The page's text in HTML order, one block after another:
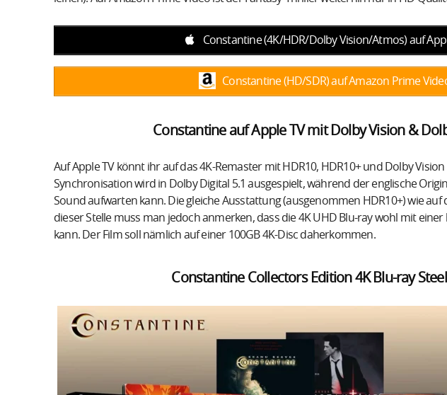
Constantine (4K/HDR/Dolby Vision/Atmos) auf
Constantine (HD/SDR) auf Amazon Prime
Constantine auf Apple TV mit Dolby Vision &
Auf Apple TV könnt ihr auf das 4K-Remaster mit HDR10, HDR10+ und Dolby
Synchronisation wird in Dolby Digital 5.1 ausgespielt, während der englische
Sound aufwarten kann. Die gleiche Ausstattung (ausgenommen HDR10+) wie auf
dieser Stelle muss man jedoch anmerken, dass die 4K UHD Blu-ray wohl mit
kann. Der Film soll nämlich auf einer 100GB 4K-Disc daherkommen.
Constantine Collectors Edition 4K Blu-ray